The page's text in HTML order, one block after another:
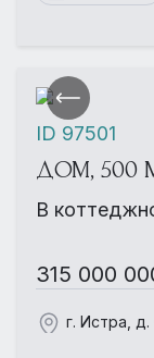
ДОМ, 500
В
315 000
г. Истра,
ID 97501